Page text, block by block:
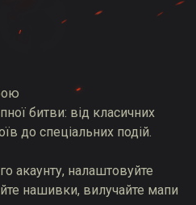
битви: від класичних
до спеціальних подій.
акаунту, налаштовуйте
нашивки, вилучайте мапи